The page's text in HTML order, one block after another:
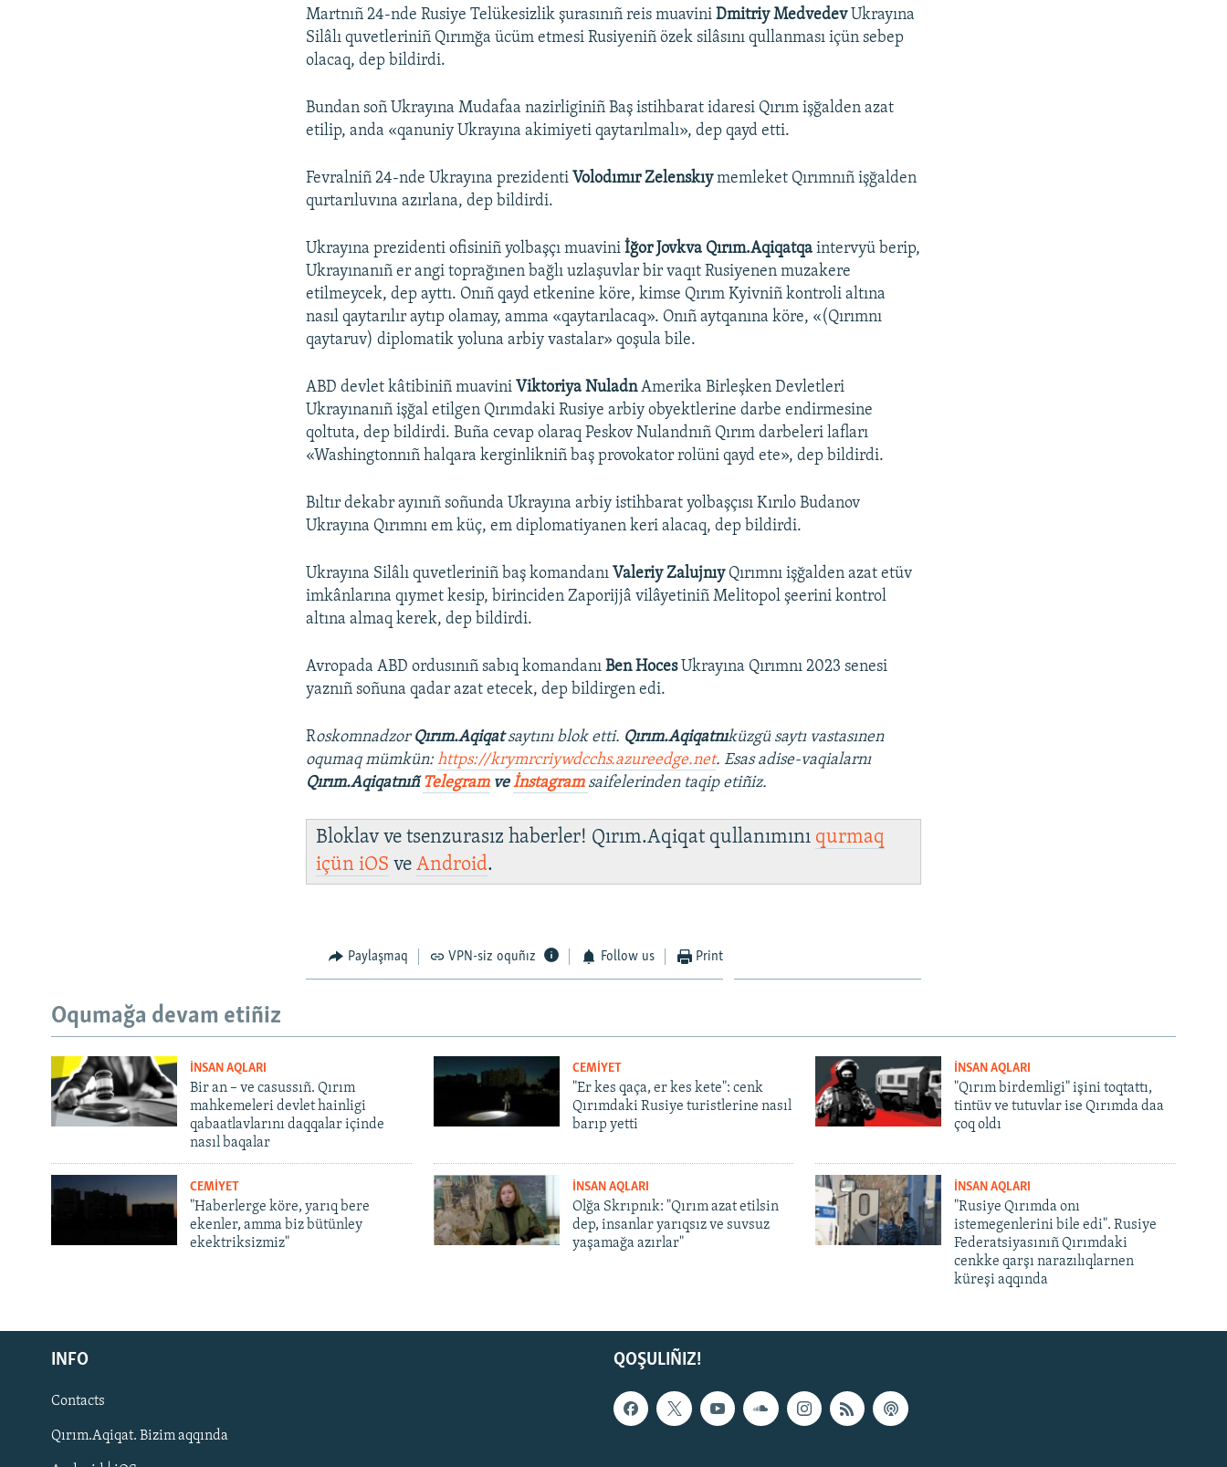
Русский
Українською
QOŞULIÑIZ!
Martnıñ 24-nde Rusiye Telükesizlik şurasınıñ reis muaviniDmitriy MedvedevUkrayına
Silâlı quvetleriniñ Qırımğa ücüm etmesi Rusiyeniñ özek silâsını qullanması içün sebep
olacaq, dep bildirdi.
Bundan soñ Ukrayına Mudafaa nazirliginiñ Baş istihbarat idaresi Qırım işğalden azat
etilip, anda «qanuniy Ukrayına akimiyeti qaytarılmalı», dep qayd etti.
Fevralniñ 24-nde Ukrayına prezidenti Volodımır Zelenskıymemleket Qırımnıñ işğalden
qurtarıluvına azırlana, dep bildirdi.
Ukrayına prezidenti ofisiniñ yolbaşçı muavini İğor Jovkva Qırım.Aqiqatqaintervyü berip,
Ukrayınanıñ er angi toprağınen bağlı uzlaşuvlar bir vaqıt Rusiyenen muzakere
etilmeycek, dep ayttı. Onıñ qayd etkenine köre, kimse Qırım Kyivniñ kontroli altına
nasıl qaytarılır aytıp olamay, amma «qaytarılacaq». Onıñ aytqanına köre, «(Qırımnı
qaytaruv) diplomatik yoluna arbiy vastalar» qoşula bile.
ABD devlet kâtibiniñ muavini Viktoriya NuladnAmerika Birleşken Devletleri
Ukrayınanıñ işğal etilgen Qırımdaki Rusiye arbiy obyektlerine darbe endirmesine
qoltuta, dep bildirdi. Buña cevap olaraq Peskov Nulandnıñ Qırım darbeleri lafları
«Washingtonnıñ halqara kerginlikniñ baş provokator rolüni qayd ete», dep bildirdi.
Bıltır dekabr ayınıñ soñunda Ukrayına arbiy istihbarat yolbaşçısı Kırılo Budanov
Ukrayına Qırımnı em küç, em diplomatiyanen keri alacaq, dep bildirdi.
Ukrayına Silâlı quvetleriniñ baş komandanı Valeriy Zalujnıy Qırımnı işğalden azat etüv
imkânlarına qıymet kesip, birinciden Zaporijjâ vilâyetiniñ Melitopol şeerini kontrol
altına almaq kerek, dep bildirdi.
Avropada ABD ordusınıñ sabıq komandanıBen Hoces Ukrayına Qırımnı 2023 senesi
yaznıñ soñuna qadar azat etecek, dep bildirgen edi.
Roskomnadzor Qırım.Aqiqatsaytını blok etti. Qırım.Aqiqatnıküzgü saytı vastasınen
oqumaq mümkün:https://krymrcriywdcchs.azureedge.net. Esas adise-vaqialarnı
Qırım.AqiqatnıñTelegramveİnstagram saifelerinden taqip etiñiz.
Bloklav ve tsenzurasız haberler! Qırım.Aqiqat qullanımını qurmaq
içüniOS veAndroid.
Paylaşmaq VPN-siz oquñız Follow us Print
Oqumağa devam etiñiz
İNSAN AQLARI
Bir an – ve casussıñ. Qırım
mahkemeleri devlet hainligi
qabaatlavlarını daqqalar içinde
nasıl baqalar
CEMİYET
"Er kes qaça, er kes kete": cenk
Qırımdaki Rusiye turistlerine nasıl
barıp yetti
İNSAN AQLARI
"Qırım birdemligi" işini toqtattı,
tintüv ve tutuvlar ise Qırımda daa
çoq oldı
CEMİYET
"Haberlerge köre, yarıq bere
ekenler, amma biz bütünley
ekektriksizmiz"
İNSAN AQLARI
Olğa Skrıpnık: "Qırım azat etilsin
dep, insanlar yarıqsız ve suvsuz
yaşamağa azırlar"
İNSAN AQLARI
"Rusiye Qırımda onı
istemegenlerini bile edi". Rusiye
Federatsiyasınıñ Qırımdaki
cenkke qarşı narazılıqlarnen
küreşi aqqında
QOŞULIÑIZ!
INFO
Contacts
Qırım.Aqiqat. Bizim aqqında